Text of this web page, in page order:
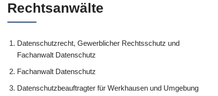
Rechtsanwälte
Datenschutzrecht, Gewerblicher Rechtsschutz und
Fachanwalt Datenschutz
Fachanwalt Datenschutz
Datenschutzbeauftragter für Werkhausen und Umgebung